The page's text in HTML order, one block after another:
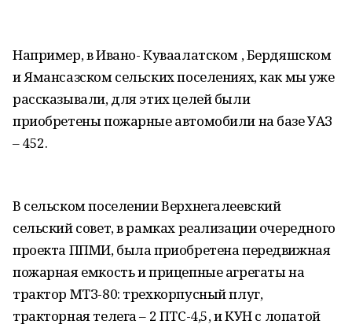
Например, в Ивано- Куваалатском , Бердяшском
и Ямансазском сельских поселениях, как мы уже
рассказывали, для этих целей были
приобретены пожарные автомобили на базе УАЗ
– 452.
В сельском поселении Верхнегалеевский
сельский совет, в рамках реализации очередного
проекта ППМИ, была приобретена передвижная
пожарная емкость и прицепные агрегаты на
трактор МТЗ-80: трехкорпусный плуг,
тракторная телега – 2 ПТС-4,5, и КУН с лопатой